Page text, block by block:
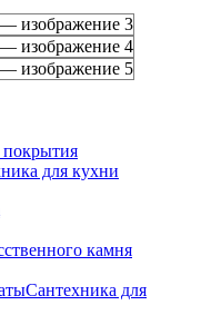
для кухни
камня
Сантехника для